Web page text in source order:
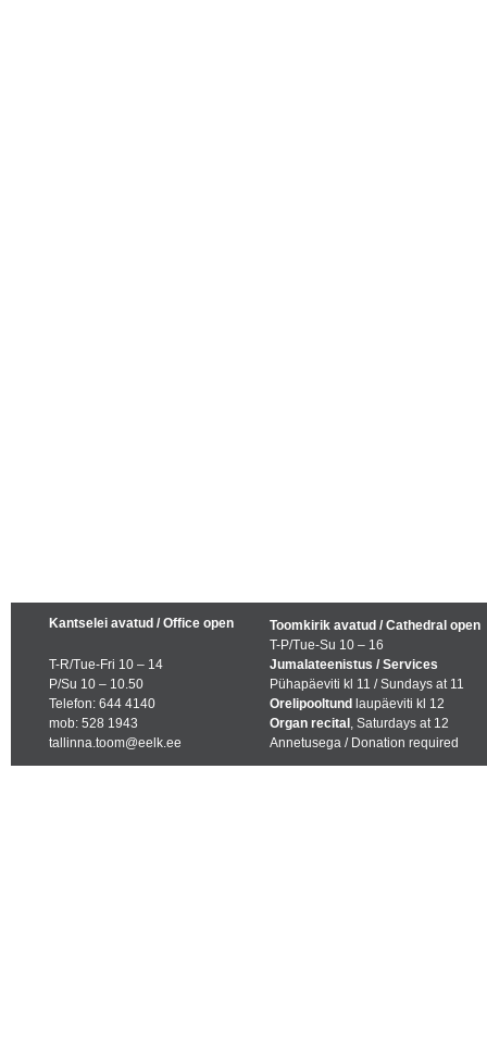
Kantselei avatud / Office open
T-R/Tue-Fri 10 – 14
P/Su 10 – 10.50
Telefon: 644 4140
mob: 528 1943
tallinna.toom@eelk.ee
Toomkirik avatud / Cathedral open
T-P/Tue-Su 10 – 16
Jumalateenistus / Services
Pühapäeviti kl 11 / Sundays at 11
Orelipooltund laupäeviti kl 12
Organ recital , Saturdays at 12
Annetusega / Donation required